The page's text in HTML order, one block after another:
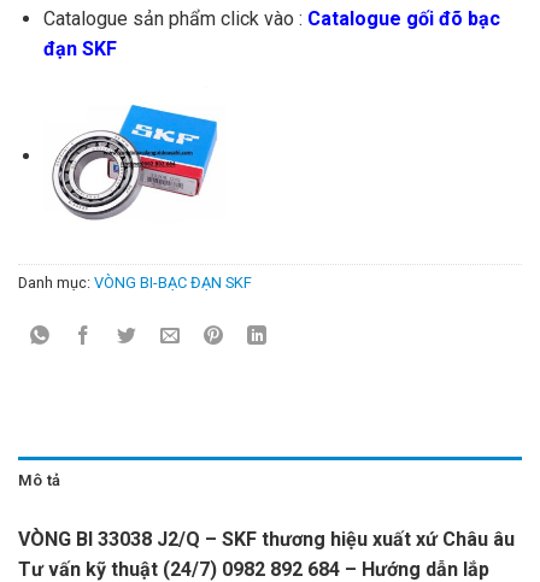
Catalogue sản phẩm click vào : Catalogue gối đõ bạc
đạn SKF
Danh mục: VÒNG BI-BẠC ĐẠN SKF
Mô tả
VÒNG BI 33038 J2/Q – SKF thương hiệu xuất xứ Châu âu
Tư vấn kỹ thuật (24/7) 0982 892 684 – Hướng dẫn lắp